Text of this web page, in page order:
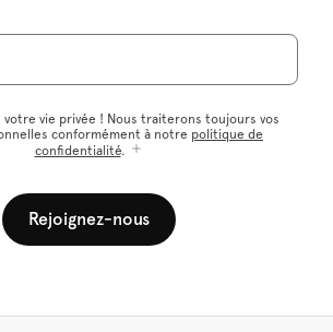
votre vie privée ! Nous traiterons toujours vos
conformément à notre politique de
confidentialité.
Rejoignez-nous